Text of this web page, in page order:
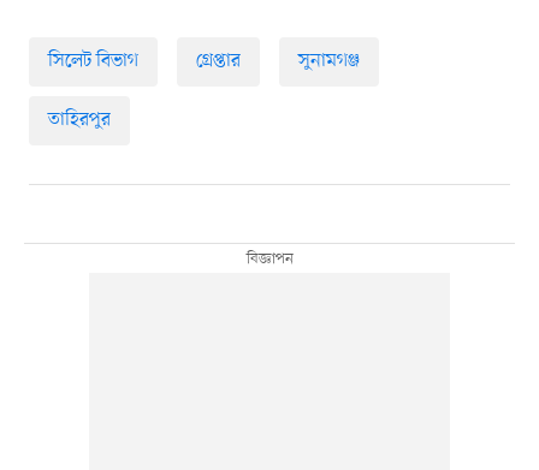
সিলেট বিভাগ গ্রেপ্তার সুনামগঞ্জ
তাহিরপুর